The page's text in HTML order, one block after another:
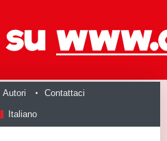
Autori Contattaci
Italiano